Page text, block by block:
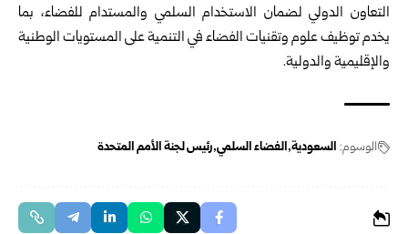
التعاون الدولي لضمان الاستخدام السلمي والمستدام للفضاء، بما
يخدم توظيف علوم وتقنيات الفضاء في التنمية على المستويات الوطنية
والإقليمية والدولية.
الوسوم: السعودية الفضاء السلمي رئيس لجنة الأمم المتحدة